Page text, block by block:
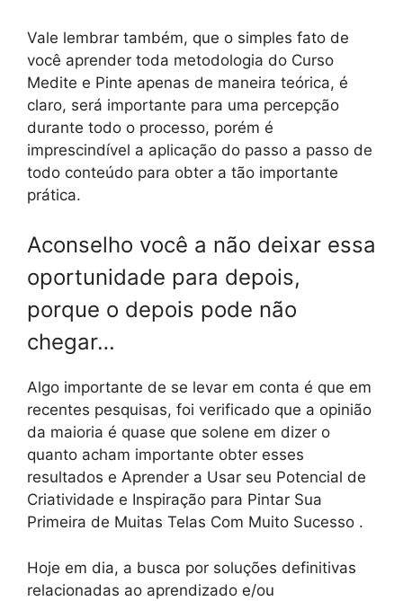
Vale lembrar também, que o simples fato de
você aprender toda metodologia do Curso
Medite e Pinte apenas de maneira teórica, é
claro, será importante para uma percepção
durante todo o processo, porém é
imprescindível a aplicação do passo a passo de
todo conteúdo para obter a tão importante
prática.
Aconselho você a não deixar essa
oportunidade para depois,
porque o depois pode não
chegar…
Algo importante de se levar em conta é que em
recentes pesquisas, foi verificado que a opinião
da maioria é quase que solene em dizer o
quanto acham importante obter esses
resultados e Aprender a Usar seu Potencial de
Criatividade e Inspiração para Pintar Sua
Primeira de Muitas Telas Com Muito Sucesso .
Hoje em dia, a busca por soluções definitivas
relacionadas ao aprendizado e/ou